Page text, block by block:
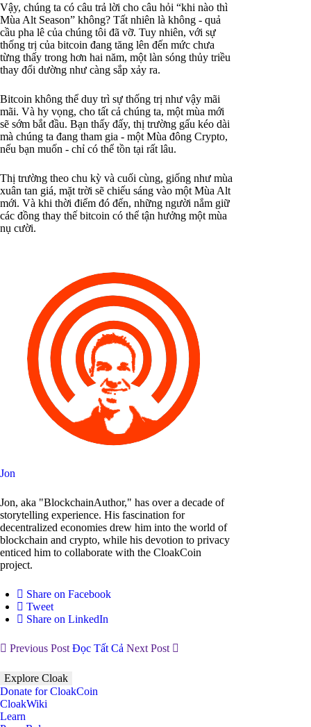
Vậy, chúng ta có câu trả lời cho câu hỏi “khi nào thì
Mùa Alt Season” không? Tất nhiên là không - quả
cầu pha lê của chúng tôi đã vỡ. Tuy nhiên, với sự
thống trị của bitcoin đang tăng lên đến mức chưa
từng thấy trong hơn hai năm, một làn sóng thủy triều
thay đổi dường như càng sắp xảy ra.
Bitcoin không thể duy trì sự thống trị như vậy mãi
mãi. Và hy vọng, cho tất cả chúng ta, một mùa mới
sẽ sớm bắt đầu. Bạn thấy đấy, thị trường gấu kéo dài
mà chúng ta đang tham gia - một Mùa đông Crypto,
nếu bạn muốn - chỉ có thể tồn tại rất lâu.
Thị trường theo chu kỳ và cuối cùng, giống như mùa
xuân tan giá, mặt trời sẽ chiếu sáng vào một Mùa Alt
mới. Và khi thời điểm đó đến, những người nắm giữ
các đồng thay thế bitcoin có thể tận hưởng một mùa
nụ cười.
Jon
Jon, aka "BlockchainAuthor," has over a decade of
storytelling experience. His fascination for
decentralized economies drew him into the world of
blockchain and crypto, while his devotion to privacy
enticed him to collaborate with the CloakCoin
project.
Share on Facebook
Tweet
Share on LinkedIn
Previous Post Đọc Tất Cả Next Post
Explore Cloak
Donate for CloakCoin
CloakWiki
Learn